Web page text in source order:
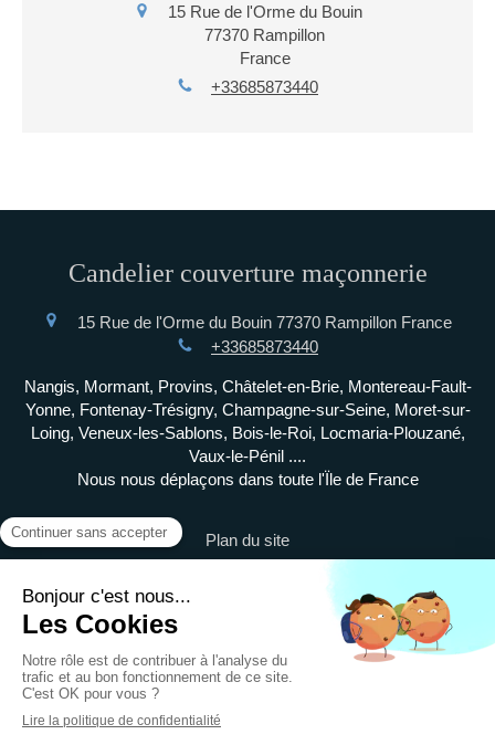
15 Rue de l'Orme du Bouin
77370 Rampillon
France
+33685873440
Candelier couverture maçonnerie
15 Rue de l'Orme du Bouin 77370 Rampillon France
+33685873440
Nangis, Mormant, Provins, Châtelet-en-Brie, Montereau-Fault-
Yonne, Fontenay-Trésigny, Champagne-sur-Seine, Moret-sur-
Loing, Veneux-les-Sablons, Bois-le-Roi, Locmaria-Plouzané,
Vaux-le-Pénil ....
Nous nous déplaçons dans toute l'Ïle de France
Plan du site
©2023 Candelier couverture maçonnerie - Couverture